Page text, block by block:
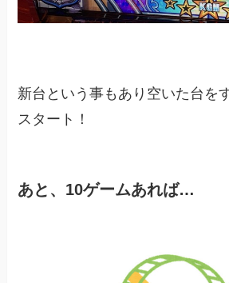
新台という事もあり空いた台を
スタート！
あと、10ゲームあれば…